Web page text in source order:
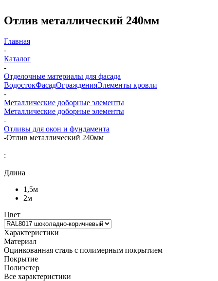
Отлив металлический 240мм
Главная
-
Каталог
-
Отделочные материалы для фасада
ВодостокФасадОгражденияЭлементы кровли
-
Металлические доборные элементы
Металлические доборные элементы
-
Отливы для окон и фундамента
-Отлив металлический 240мм
:
Длина
1,5м
2м
Цвет
Характеристики
Материал
Оцинкованная сталь с полимерным покрытием
Покрытие
Полиэстер
Все характеристики